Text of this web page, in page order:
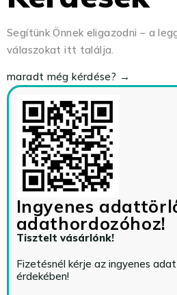
Segítünk Önnek eligazodni – a
válaszokat itt találja.
maradt még kérdése? →
Ingyenes
adathordozóhoz!
Tisztelt vásárlónk!
Fizetésnél kérje az ingyenes
érdekében!